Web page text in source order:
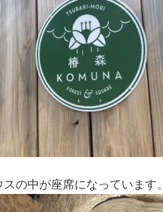
の中が座席になっています。